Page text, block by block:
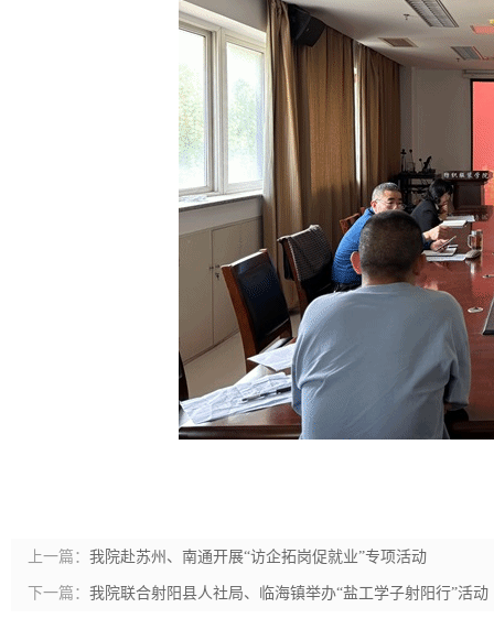
上一篇： 我院赴苏州、南通开展“访企拓岗促就业”专项活动
下一篇： 我院联合射阳县人社局、临海镇举办“盐工学子射阳行”活动